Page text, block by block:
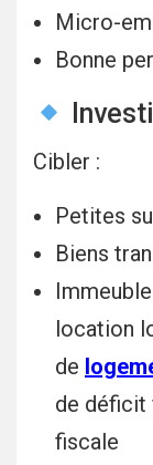
Micro-
Bonne
Cibler :
Petites
Biens
location
de
de déficit
fiscale